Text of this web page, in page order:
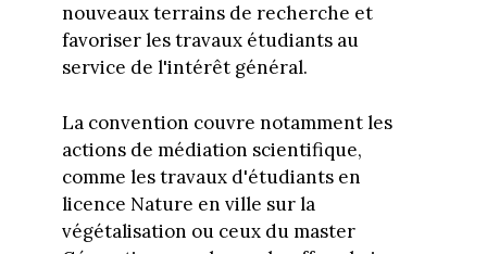
nouveaux terrains de recherche et
favoriser les travaux étudiants au
service de l'intérêt général.
La convention couvre notamment les
actions de médiation scientifique,
comme les travaux d'étudiants en
licence Nature en ville sur la
végétalisation ou ceux du master